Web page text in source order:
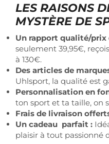
LES RAISONS
MYSTÈRE DE
Un rapport qualité/prix
seulement 39,95€,
à 130€.
Des articles de
Uhlsport, la qualité est
Personnalisation en
ton sport et ta taille, on
Frais de livraison
Un cadeau parfait :
plaisir à tout passionné